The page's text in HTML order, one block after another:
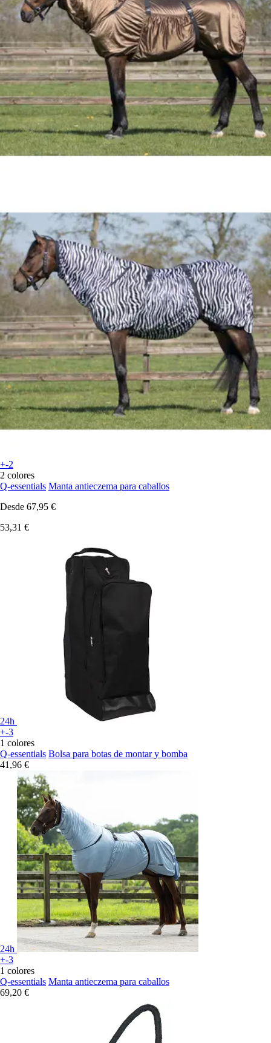
+-2
2 colores
Q-essentials Manta antieczema para caballos
Desde 67,95 €
53,31 €
24h
+-3
1 colores
Q-essentials Bolsa para botas de montar y bomba
41,96 €
24h
+-3
1 colores
Q-essentials Manta antieczema para caballos
69,20 €